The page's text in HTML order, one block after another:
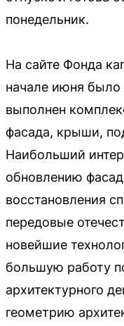
понедельник.
На сайте Фонда
начале июня было
выполнен
фасада, крыши,
Наибольший
обновлению
восстановления
передовые
новейшие
большую работу
архитектурного
геометрию